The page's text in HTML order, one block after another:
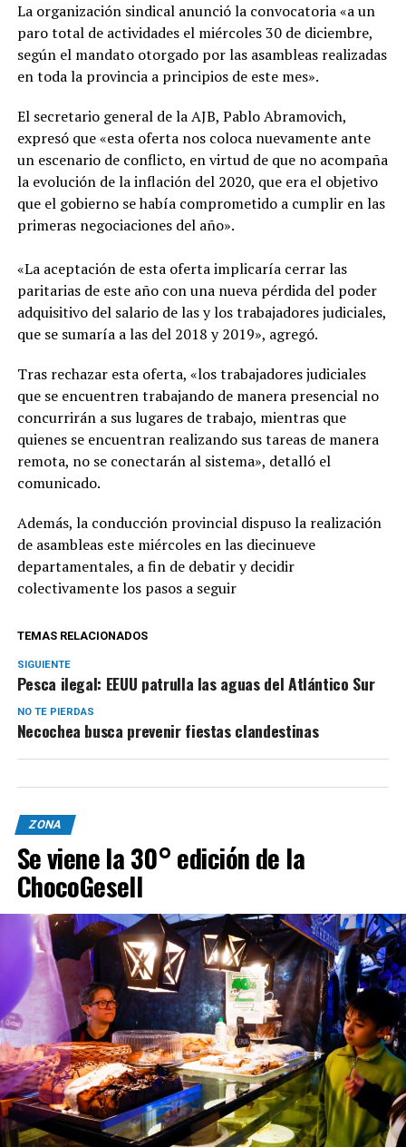
La organización sindical anunció la convocatoria «a un
paro total de actividades el miércoles 30 de diciembre,
según el mandato otorgado por las asambleas realizadas
en toda la provincia a principios de este mes».
El secretario general de la AJB, Pablo Abramovich,
expresó que «esta oferta nos coloca nuevamente ante
un escenario de conflicto, en virtud de que no acompaña
la evolución de la inflación del 2020, que era el objetivo
que el gobierno se había comprometido a cumplir en las
primeras negociaciones del año».
«La aceptación de esta oferta implicaría cerrar las
paritarias de este año con una nueva pérdida del poder
adquisitivo del salario de las y los trabajadores judiciales,
que se sumaría a las del 2018 y 2019», agregó.
Tras rechazar esta oferta, «los trabajadores judiciales
que se encuentren trabajando de manera presencial no
concurrirán a sus lugares de trabajo, mientras que
quienes se encuentran realizando sus tareas de manera
remota, no se conectarán al sistema», detalló el
comunicado.
Además, la conducción provincial dispuso la realización
de asambleas este miércoles en las diecinueve
departamentales, a fin de debatir y decidir
colectivamente los pasos a seguir
TEMAS RELACIONADOS
SIGUIENTE
Pesca ilegal: EEUU patrulla las aguas del Atlántico Sur
NO TE PIERDAS
Necochea busca prevenir fiestas clandestinas
ZONA
Se viene la 30° edición de la
ChocoGesell